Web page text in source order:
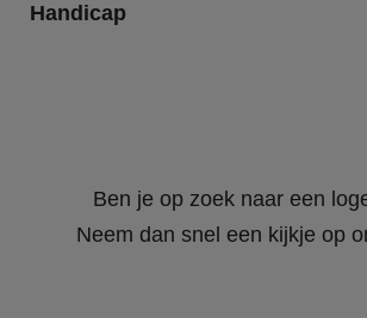
Handicap
Ben je op zoek naar een
Neem dan snel een kijkje op